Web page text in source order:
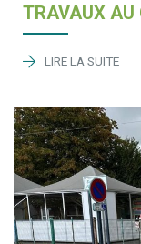
TRAVAUX AU
LIRE LA SUITE